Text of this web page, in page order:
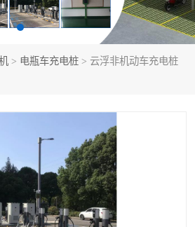
> 电瓶车充电桩 > 云浮非机动车充电桩